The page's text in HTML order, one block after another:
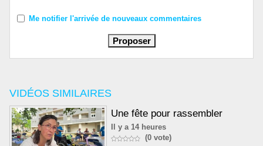
VIDÉOS SIMILAIRES
Une fête pour rassembler
Il y a 14 heures
(0 vote)
Me notifier l'arrivée de nouveaux commentaires